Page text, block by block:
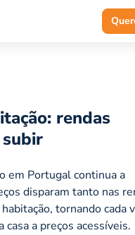
rendas
em Portugal continua a
disparam tanto nas
tornando cada
a preços acessíveis.